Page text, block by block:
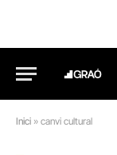
Inici » canvi cultural